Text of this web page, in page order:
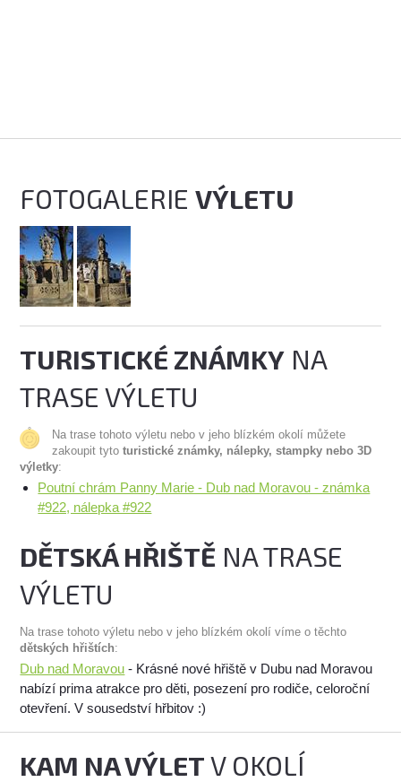
FOTOGALERIEVÝLETU
TURISTICKÉ ZNÁMKY NA
TRASE VÝLETU
Na trase tohoto výletu nebo v jeho blízkém okolí můžete
zakoupit tytoturistické známky, nálepky, stampky nebo 3D
výletky:
Poutní chrám Panny Marie - Dub nad Moravou - známka
#922, nálepka #922
DĚTSKÁ HŘIŠTĚ NA TRASE
VÝLETU
Na trase tohoto výletu nebo v jeho blízkém okolí víme o těchto
dětských hřištích:
Dub nad Moravou - Krásné nové hřiště v Dubu nad Moravou
nabízí prima atrakce pro děti, posezení pro rodiče, celoroční
otevření. V sousedství hřbitov :)
KAM NA VÝLETV OKOLÍ